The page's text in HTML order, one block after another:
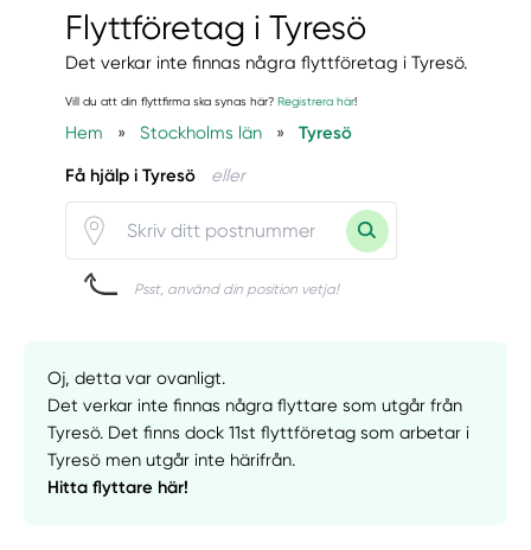
Flyttföretag i Tyresö
Det verkar inte finnas några flyttföretag i Tyresö.
Vill du att din flyttfirma ska synas här? Registrera här!
Hem » Stockholms län » Tyresö
Få hjälp i Tyresö eller
Psst, använd din position vetja!
Oj, detta var ovanligt.
Det verkar inte finnas några flyttare som utgår från
Tyresö. Det finns dock 11st flyttföretag som arbetar i
Tyresö men utgår inte härifrån.
Hitta flyttare här!